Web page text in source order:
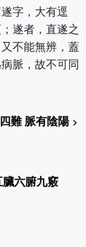
字，大有逕
遂者，直遂之
不能無辨，蓋
脈，故不可同
難 脈有陰陽chevron_right
六腑九竅